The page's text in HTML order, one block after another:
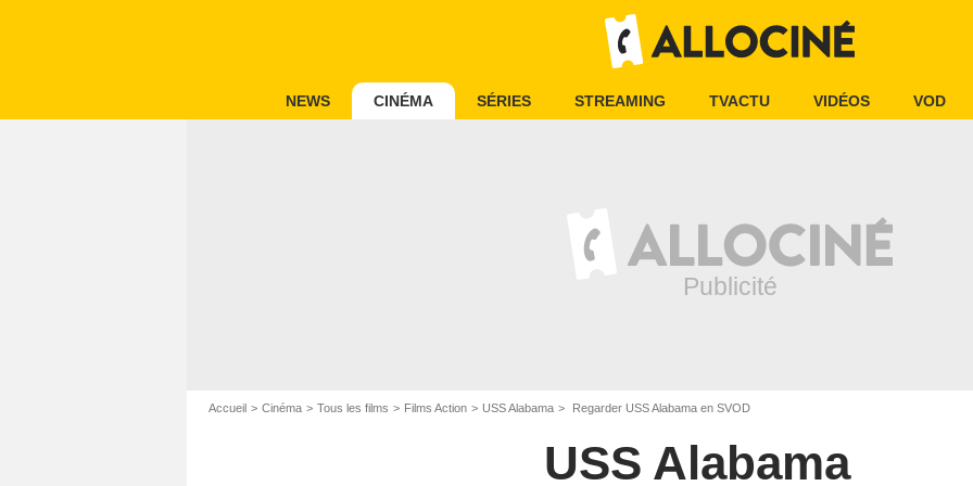
NEWS CINÉMA SÉRIES STREAMING TVACTU VIDÉOS VOD
Accueil Cinéma Tous les films Films Action USS Alabama Regarder USS Alabama en SVOD
USS Alabama